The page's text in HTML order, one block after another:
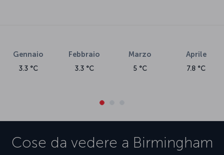
Gennaio
3.3 °C
Febbraio
3.3 °C
Marzo
5 °C
Aprile
7.8 °C
Cose da vedere a Birmingham